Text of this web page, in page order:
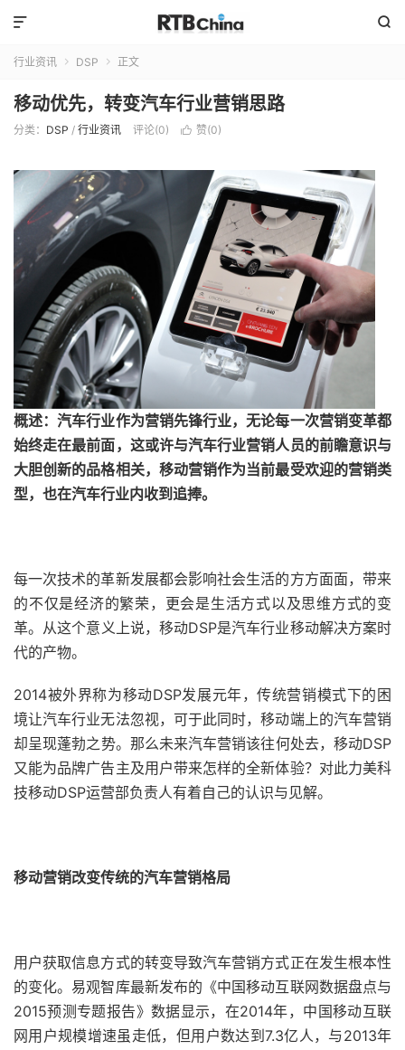


行业资讯  DSP  正文
移动优先，转变汽车行业营销思路
分类： DSP / 行业资讯 评论(0)  赞(0)
概述：汽车行业作为营销先锋行业，无论每一次营销变革都
始终走在最前面，这或许与汽车行业营销人员的前瞻意识与
大胆创新的品格相关，移动营销作为当前最受欢迎的营销类
型，也在汽车行业内收到追捧。
每一次技术的革新发展都会影响社会生活的方方面面，带来
的不仅是经济的繁荣，更会是生活方式以及思维方式的变
革。从这个意义上说，移动DSP是汽车行业移动解决方案时
代的产物。
2014被外界称为移动DSP发展元年，传统营销模式下的困
境让汽车行业无法忽视，可于此同时，移动端上的汽车营销
却呈现蓬勃之势。那么未来汽车营销该往何处去，移动DSP
又能为品牌广告主及用户带来怎样的全新体验？对此力美科
技移动DSP运营部负责人有着自己的认识与见解。
移动营销改变传统的汽车营销格局
用户获取信息方式的转变导致汽车营销方式正在发生根本性
的变化。易观智库最新发布的《中国移动互联网数据盘点与
2015预测专题报告》数据显示，在2014年，中国移动互联
网用户规模增速虽走低，但用户数达到7.3亿人，与2013年